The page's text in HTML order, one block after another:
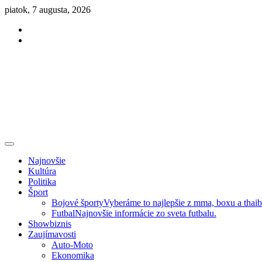
Skip
content
piatok, 7 augusta, 2026
Najnovšie
Kultúra
Politika
Šport
Bojové športyVyberáme to najlepšie z mma, boxu a
FutbalNajnovšie informácie zo sveta futbalu.
Showbiznis
Zaujímavosti
Auto-Moto
Ekonomika